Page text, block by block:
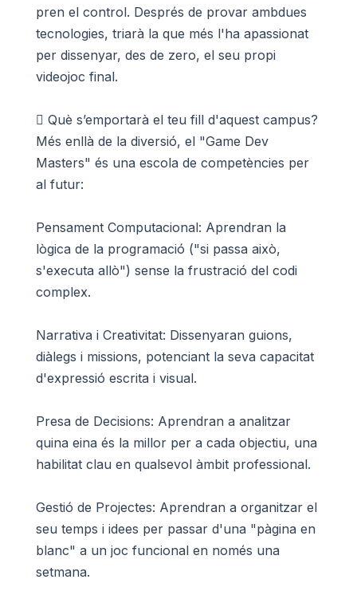
pren el control. Després de provar ambdues
tecnologies, triarà la que més l'ha apassionat
per dissenyar, des de zero, el seu propi
videojoc final.
 Què s’emportarà el teu fill d'aquest campus?
Més enllà de la diversió, el "Game Dev
Masters" és una escola de competències per
al futur:
Pensament Computacional: Aprendran la
lògica de la programació ("si passa això,
s'executa allò") sense la frustració del codi
complex.
Narrativa i Creativitat: Dissenyaran guions,
diàlegs i missions, potenciant la seva capacitat
d'expressió escrita i visual.
Presa de Decisions: Aprendran a analitzar
quina eina és la millor per a cada objectiu, una
habilitat clau en qualsevol àmbit professional.
Gestió de Projectes: Aprendran a organitzar el
seu temps i idees per passar d'una "pàgina en
blanc" a un joc funcional en només una
setmana.